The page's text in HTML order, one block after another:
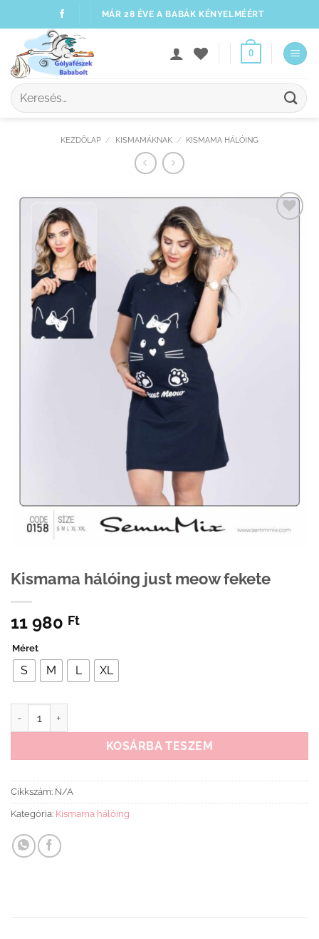
to
content
MÁR 28 ÉVE A BABÁK KÉNYELMÉÉRT
0
Keresés
a
KEZDŐLAP / KISMAMÁKNAK / KISMAMA HÁLÓING
Kismama hálóing just meow fekete
11 980 Ft
Méret
S M L XL
KOSÁRBA TESZEM
Cikkszám: N/A
Kategória: Kismama hálóing